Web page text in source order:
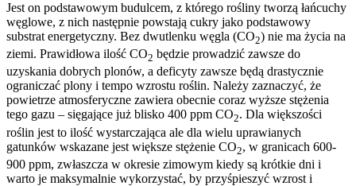
Jest on podstawowym budulcem, z którego rośliny tworzą łańcuchy
węglowe, z nich następnie powstają cukry jako podstawowy
substrat energetyczny. Bez dwutlenku węgla (CO2) nie ma życia na
ziemi. Prawidłowa ilość CO2 będzie prowadzić zawsze do
uzyskania dobrych plonów, a deficyty zawsze będą drastycznie
ograniczać plony i tempo wzrostu roślin. Należy zaznaczyć, że
powietrze atmosferyczne zawiera obecnie coraz wyższe stężenia
tego gazu – sięgające już blisko 400 ppm CO2. Dla większości
roślin jest to ilość wystarczająca ale dla wielu uprawianych
gatunków wskazane jest większe stężenie CO2, w granicach 600-
900 ppm, zwłaszcza w okresie zimowym kiedy są krótkie dni i
warto je maksymalnie wykorzystać, by przyśpieszyć wzrost i